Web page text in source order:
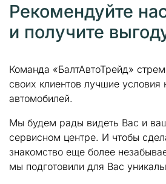
Рекомендуйте
и получите
Команда «БалтАвтоТрейд»
своих клиентов лучшие условия
автомобилей.
Мы будем рады видеть Вас и
сервисном центре. И чтобы
знакомство еще более
мы подготовили для Вас